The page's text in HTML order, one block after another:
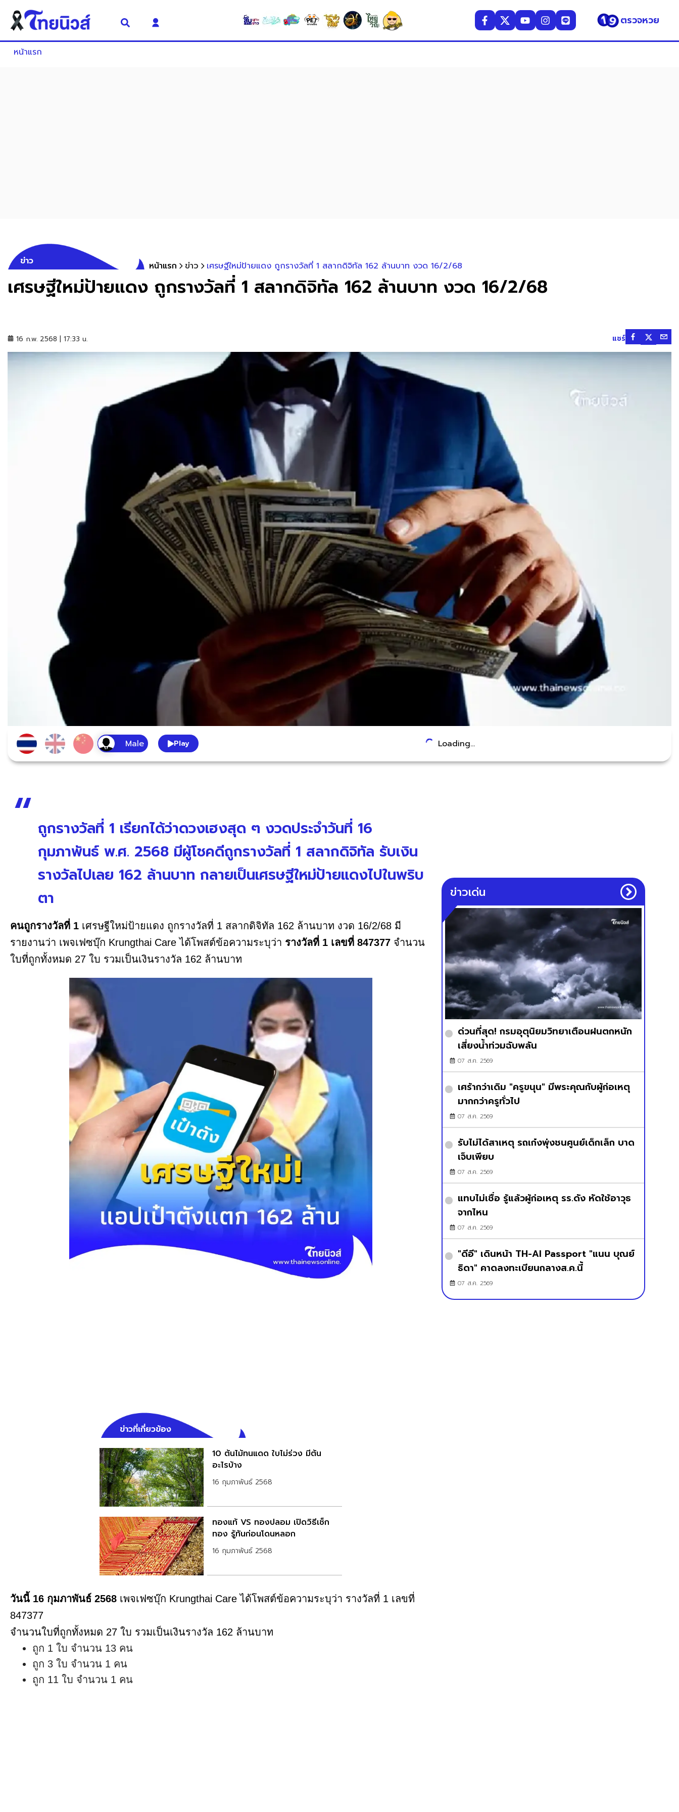
ตรวจหวย
หน้าแรก
ข่าว หน้าแรก ข่าว เศรษฐีใหม่ป้ายแดง ถูกรางวัลที่ 1 สลากดิจิทัล 162 ล้านบาท งวด 16/2/68
เศรษฐีใหม่ป้ายแดง ถูกรางวัลที่ 1 สลากดิจิทัล 162 ล้านบาท งวด 16/2/68
16 ก.พ. 2568 | 17:33 น. แชร์
Play Loading...
ถูกรางวัลที่ 1 เรียกได้ว่าดวงเฮงสุด ๆ งวดประจำวันที่ 16
กุมภาพันธ์ พ.ศ. 2568 มีผู้โชคดีถูกรางวัลที่ 1 สลากดิจิทัล รับเงิน
รางวัลไปเลย 162 ล้านบาท กลายเป็นเศรษฐีใหม่ป้ายแดงไปในพริบ
ตา
คนถูกรางวัลที่ 1 เศรษฐีใหม่ป้ายแดง ถูกรางวัลที่ 1 สลากดิจิทัล 162 ล้านบาท งวด 16/2/68 มี
รายงานว่า เพจเฟซบุ๊ก Krungthai Care ได้โพสต์ข้อความระบุว่า รางวัลที่ 1 เลขที่ 847377 จำนวน
ใบที่ถูกทั้งหมด 27 ใบ รวมเป็นเงินรางวัล 162 ล้านบาท
ข่าวที่เกี่ยวข้อง
10 ต้นไม้ทนแดด ใบไม่ร่วง มีต้น
อะไรบ้าง
16 กุมภาพันธ์ 2568
ทองแท้ VS ทองปลอม เปิดวิธีเช็ก
ทอง รู้ทันก่อนโดนหลอก
16 กุมภาพันธ์ 2568
วันนี้ 16 กุมภาพันธ์ 2568 เพจเฟซบุ๊ก Krungthai Care ได้โพสต์ข้อความระบุว่า รางวัลที่ 1 เลขที่
847377
จำนวนใบที่ถูกทั้งหมด 27 ใบ รวมเป็นเงินรางวัล 162 ล้านบาท
ถูก 1 ใบ จำนวน 13 คน
ถูก 3 ใบ จำนวน 1 คน
ถูก 11 ใบ จำนวน 1 คน
ข่าวเด่น
ด่วนที่สุด! กรมอุตุนิยมวิทยาเตือนฝนตกหนัก
เสี่ยงน้ำท่วมฉับพลัน
07 ส.ค. 2569
เศร้ากว่าเดิม "ครูขนุน" มีพระคุณกับผู้ก่อเหตุ
มากกว่าครูทั่วไป
07 ส.ค. 2569
รับไม่ได้สาเหตุ รถเก๋งพุ่งชนศูนย์เด็กเล็ก บาด
เจ็บเพียบ
07 ส.ค. 2569
แทบไม่เชื่อ รู้แล้วผู้ก่อเหตุ รร.ดัง หัดใช้อาวุธ
จากไหน
07 ส.ค. 2569
"ดีอี" เดินหน้า TH-AI Passport "แนน บุณย์
ธิดา" คาดลงทะเบียนกลางส.ค.นี้
07 ส.ค. 2569